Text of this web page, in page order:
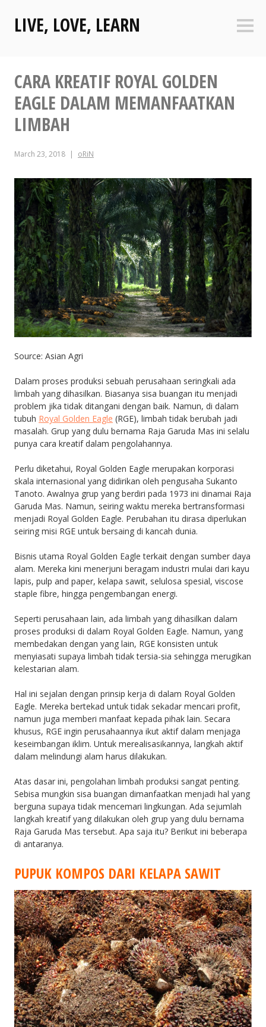
contentLIVE, LOVE, LEARN
CARA KREATIF ROYAL GOLDEN
EAGLE DALAM MEMANFAATKAN
LIMBAH
March 23, 2018 oRiN
Source: Asian Agri
Dalam proses produksi sebuah perusahaan seringkali ada
limbah yang dihasilkan. Biasanya sisa buangan itu menjadi
problem jika tidak ditangani dengan baik. Namun, di dalam
tubuh Royal Golden Eagle (RGE), limbah tidak berubah jadi
masalah. Grup yang dulu bernama Raja Garuda Mas ini selalu
punya cara kreatif dalam pengolahannya.
Perlu diketahui, Royal Golden Eagle merupakan korporasi
skala internasional yang didirikan oleh pengusaha Sukanto
Tanoto. Awalnya grup yang berdiri pada 1973 ini dinamai Raja
Garuda Mas. Namun, seiring waktu mereka bertransformasi
menjadi Royal Golden Eagle. Perubahan itu dirasa diperlukan
seiring misi RGE untuk bersaing di kancah dunia.
Bisnis utama Royal Golden Eagle terkait dengan sumber daya
alam. Mereka kini menerjuni beragam industri mulai dari kayu
lapis, pulp and paper, kelapa sawit, selulosa spesial, viscose
staple fibre, hingga pengembangan energi.
Seperti perusahaan lain, ada limbah yang dihasilkan dalam
proses produksi di dalam Royal Golden Eagle. Namun, yang
membedakan dengan yang lain, RGE konsisten untuk
menyiasati supaya limbah tidak tersia-sia sehingga merugikan
kelestarian alam.
Hal ini sejalan dengan prinsip kerja di dalam Royal Golden
Eagle. Mereka bertekad untuk tidak sekadar mencari profit,
namun juga memberi manfaat kepada pihak lain. Secara
khusus, RGE ingin perusahaannya ikut aktif dalam menjaga
keseimbangan iklim. Untuk merealisasikannya, langkah aktif
dalam melindungi alam harus dilakukan.
Atas dasar ini, pengolahan limbah produksi sangat penting.
Sebisa mungkin sisa buangan dimanfaatkan menjadi hal yang
berguna supaya tidak mencemari lingkungan. Ada sejumlah
langkah kreatif yang dilakukan oleh grup yang dulu bernama
Raja Garuda Mas tersebut. Apa saja itu? Berikut ini beberapa
di antaranya.
PUPUK KOMPOS DARI KELAPA SAWIT